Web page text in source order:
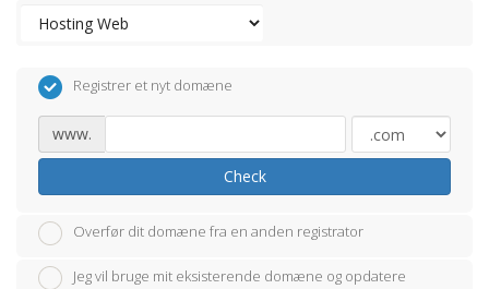
Registrer et nyt domæne
www.
Check
Overfør dit domæne fra en anden registrator
Jeg vil bruge mit eksisterende domæne og opdatere